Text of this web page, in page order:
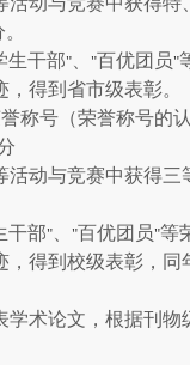
生干部" 、"百优团员"
，得到省市级表彰。
称号（荣誉称号的
活动与竞赛中获得
干部" 、"百优团员"等
，得到校级表彰，
学术论文，根据刊物